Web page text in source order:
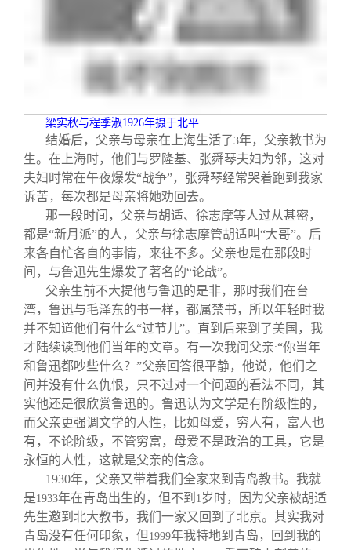
梁实秋与程季淑1926年摄于北平
结婚后，父亲与母亲在上海生活了3年，父亲教书为
生。在上海时，他们与罗隆基、张舜琴夫妇为邻，这对
夫妇时常在午夜爆发“战争”，张舜琴经常哭着跑到我家
诉苦，每次都是母亲将她劝回去。
那一段时间，父亲与胡适、徐志摩等人过从甚密，
都是“新月派”的人，父亲与徐志摩管胡适叫“大哥”。后
来各自忙各自的事情，来往不多。父亲也是在那段时
间，与鲁迅先生爆发了著名的“论战”。
父亲生前不大提他与鲁迅的是非，那时我们在台
湾，鲁迅与毛泽东的书一样，都属禁书，所以年轻时我
并不知道他们有什么“过节儿”。直到后来到了美国，我
才陆续读到他们当年的文章。有一次我问父亲:“你当年
和鲁迅都吵些什么？”父亲回答很平静，他说，他们之
间并没有什么仇恨，只不过对一个问题的看法不同，其
实他还是很欣赏鲁迅的。鲁迅认为文学是有阶级性的，
而父亲更强调文学的人性，比如母爱，穷人有，富人也
有，不论阶级，不管穷富，母爱不是政治的工具，它是
永恒的人性，这就是父亲的信念。
1930年，父亲又带着我们全家来到青岛教书。我就
是1933年在青岛出生的，但不到 1 岁时，因为父亲被胡适
先生邀到北大教书，我们一家又回到了北京。其实我对
青岛没有任何印象，但 1999年我特地到青岛，回到我的